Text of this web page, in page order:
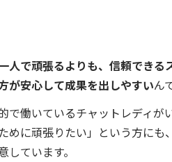
人で頑張るよりも、信頼できる
が安心して成果を出しやすいん
で働いているチャットレディが
めに頑張りたい」という方にも
しています。